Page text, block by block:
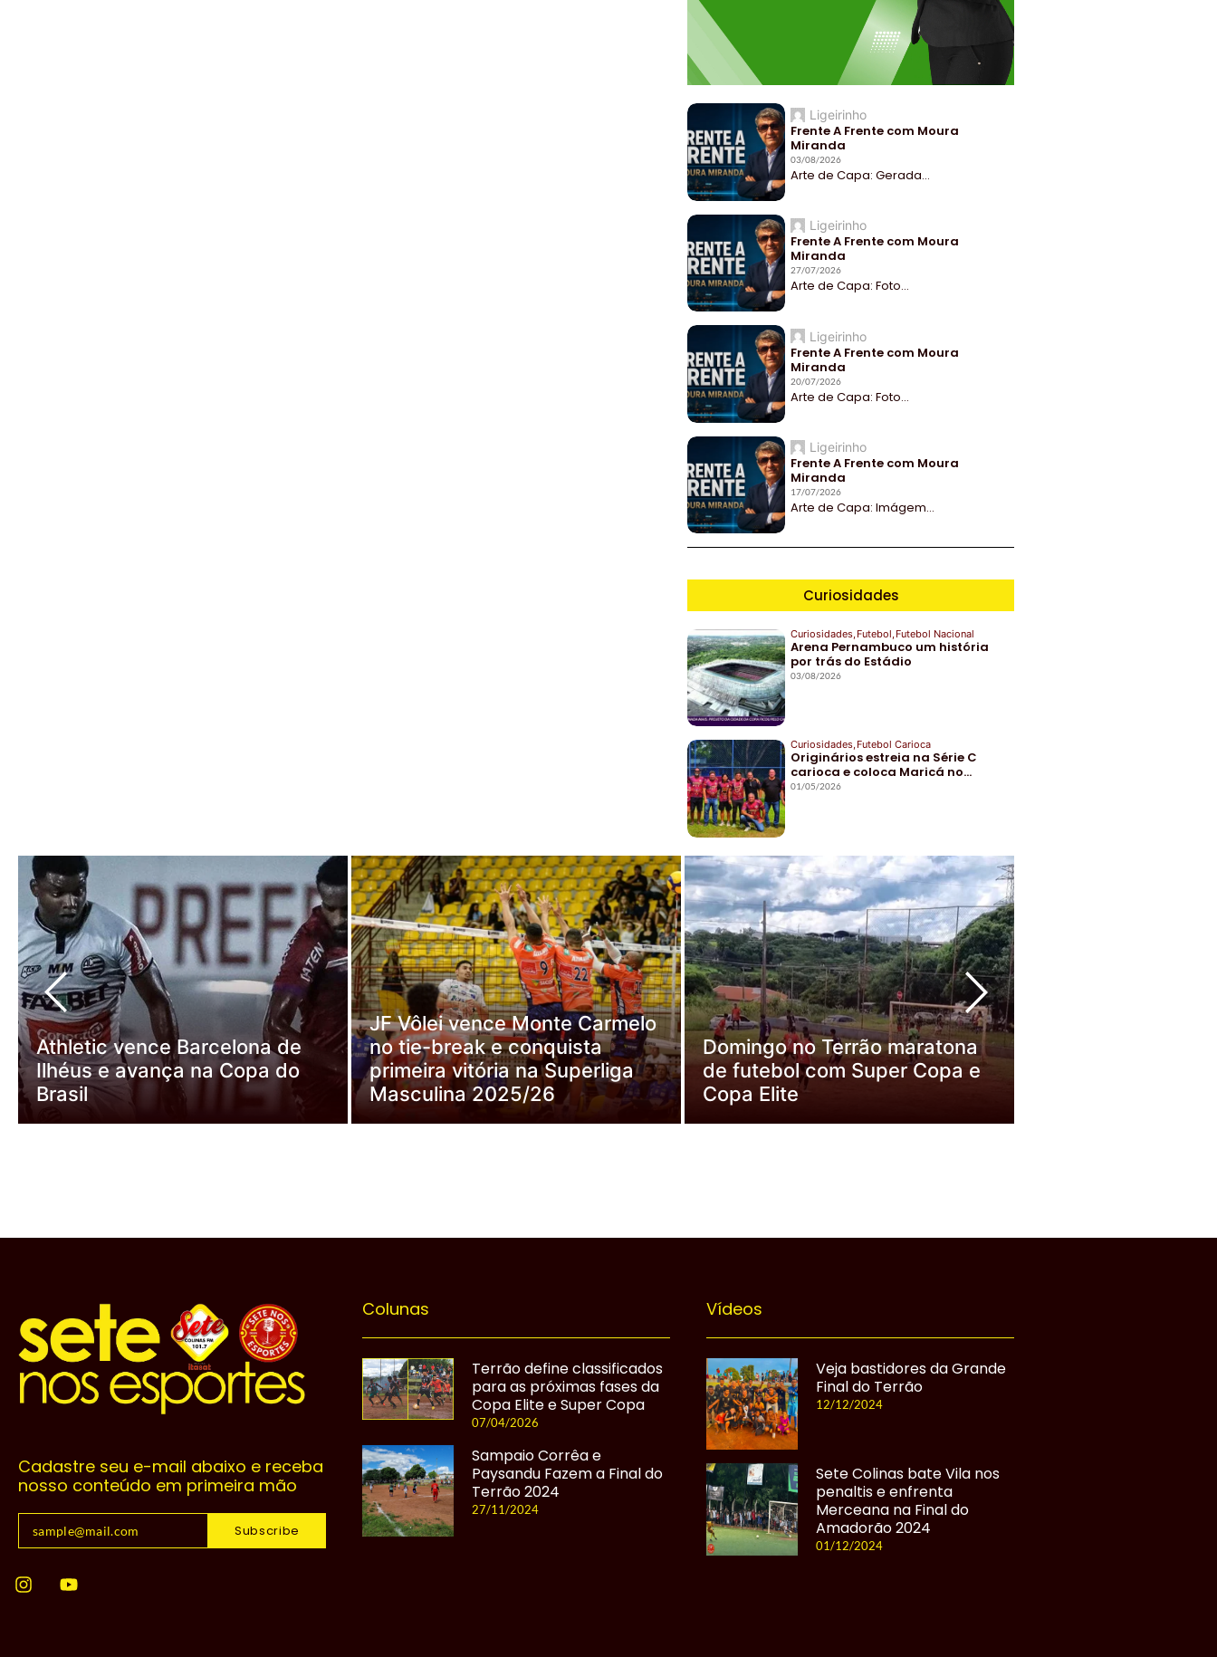
Ligeirinho
Frente A Frente com Moura
Miranda
03/08/2026
Arte de Capa: Gerada...
Ligeirinho
Frente A Frente com Moura
Miranda
27/07/2026
Arte de Capa: Foto...
Ligeirinho
Frente A Frente com Moura
Miranda
20/07/2026
Arte de Capa: Foto...
Ligeirinho
Frente A Frente com Moura
Miranda
17/07/2026
Arte de Capa: Imágem...
Curiosidades
Curiosidades,Futebol,Futebol Nacional
Arena Pernambuco um história
por trás do Estádio
03/08/2026
Curiosidades,Futebol Carioca
Originários estreia na Série C
carioca e coloca Maricá no…
01/05/2026
Athletic vence Barcelona de
Ilhéus e avança na Copa do
Brasil
JF Vôlei vence Monte Carmelo
no tie-break e conquista
primeira vitória na Superliga
Masculina 2025/26
Domingo no Terrão maratona
de futebol com Super Copa e
Copa Elite
Cadastre seu e-mail abaixo e receba
nosso conteúdo em primeira mão
Subscribe
Colunas
Terrão define classificados
para as próximas fases da
Copa Elite e Super Copa
07/04/2026
Sampaio Corrêa e
Paysandu Fazem a Final do
Terrão 2024
27/11/2024
Vídeos
Veja bastidores da Grande
Final do Terrão
12/12/2024
Sete Colinas bate Vila nos
penaltis e enfrenta
Merceana na Final do
Amadorão 2024
01/12/2024